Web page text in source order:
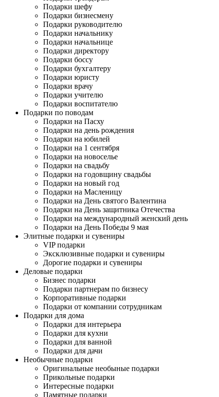
Подарки шефу
Подарки бизнесмену
Подарки руководителю
Подарки начальнику
Подарки начальнице
Подарки директору
Подарки боссу
Подарки бухгалтеру
Подарки юристу
Подарки врачу
Подарки учителю
Подарки воспитателю
Подарки по поводам
Подарки на Пасху
Подарки на день рождения
Подарки на юбилей
Подарки на 1 сентября
Подарки на новоселье
Подарки на свадьбу
Подарки на годовщину свадьбы
Подарки на новый год
Подарки на Масленицу
Подарки на День святого Валентина
Подарки на День защитника Отечества
Подарки на международный женский день
Подарки на День Победы 9 мая
Элитные подарки и сувениры
VIP подарки
Эксклюзивные подарки и сувениры
Дорогие подарки и сувениры
Деловые подарки
Бизнес подарки
Подарки партнерам по бизнесу
Корпоративные подарки
Подарки от компании сотрудникам
Подарки для дома
Подарки для интерьера
Подарки для кухни
Подарки для ванной
Подарки для дачи
Необычные подарки
Оригинальные необыные подарки
Прикольные подарки
Интересные подарки
Памятные подарки